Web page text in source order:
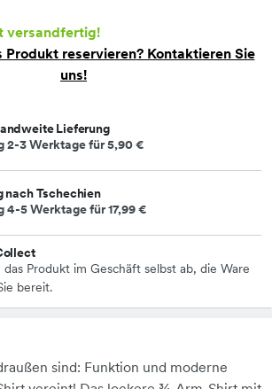
versandfertig!
Produkt reservieren? Kontaktieren Sie
uns!
Lieferung
2-3 Werktage für5,90 €
nach Tschechien
4-5 Werktage für17,99 €
das Produkt im Geschäft selbst ab, die Ware
bereit.
sind: Funktion und moderne